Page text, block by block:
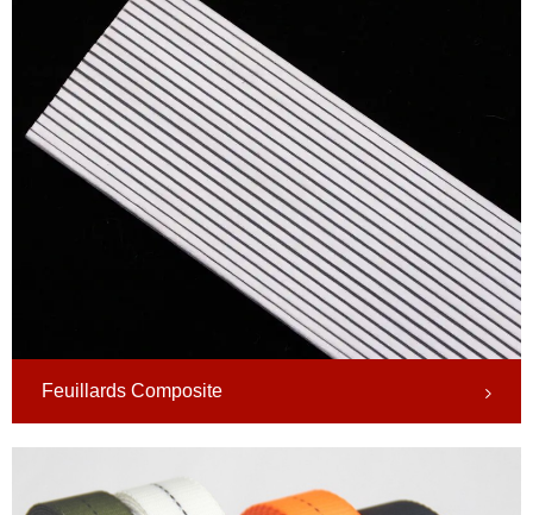
Feuillards Composite